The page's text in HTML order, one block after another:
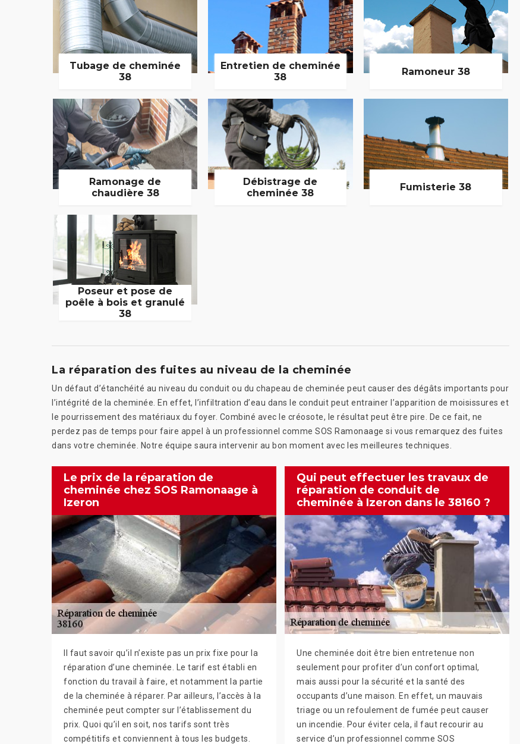
Tubage de cheminée
38
Entretien de cheminée
38
Ramoneur 38
Ramonage de
chaudière 38
Débistrage de
cheminée 38
Fumisterie 38
Poseur et pose de
poêle à bois et granulé
38
La réparation des fuites au niveau de la cheminée
Un défaut d’étanchéité au niveau du conduit ou du chapeau de cheminée peut causer des dégâts importants pour
l’intégrité de la cheminée. En effet, l’infiltration d’eau dans le conduit peut entrainer l’apparition de moisissures et
le pourrissement des matériaux du foyer. Combiné avec le créosote, le résultat peut être pire. De ce fait, ne
perdez pas de temps pour faire appel à un professionnel comme SOS Ramonaage si vous remarquez des fuites
dans votre cheminée. Notre équipe saura intervenir au bon moment avec les meilleures techniques.
Le prix de la réparation de
cheminée chez SOS Ramonaage à
Izeron
Il faut savoir qu’il n’existe pas un prix fixe pour la
réparation d’une cheminée. Le tarif est établi en
fonction du travail à faire, et notamment la partie
de la cheminée à réparer. Par ailleurs, l’accès à la
cheminée peut compter sur l’établissement du
prix. Quoi qu’il en soit, nos tarifs sont très
compétitifs et conviennent à tous les budgets.
Qui peut effectuer les travaux de
réparation de conduit de
cheminée à Izeron dans le 38160 ?
Une cheminée doit être bien entretenue non
seulement pour profiter d’un confort optimal,
mais aussi pour la sécurité et la santé des
occupants d’une maison. En effet, un mauvais
triage ou un refoulement de fumée peut causer
un incendie. Pour éviter cela, il faut recourir au
service d’un professionnel comme SOS